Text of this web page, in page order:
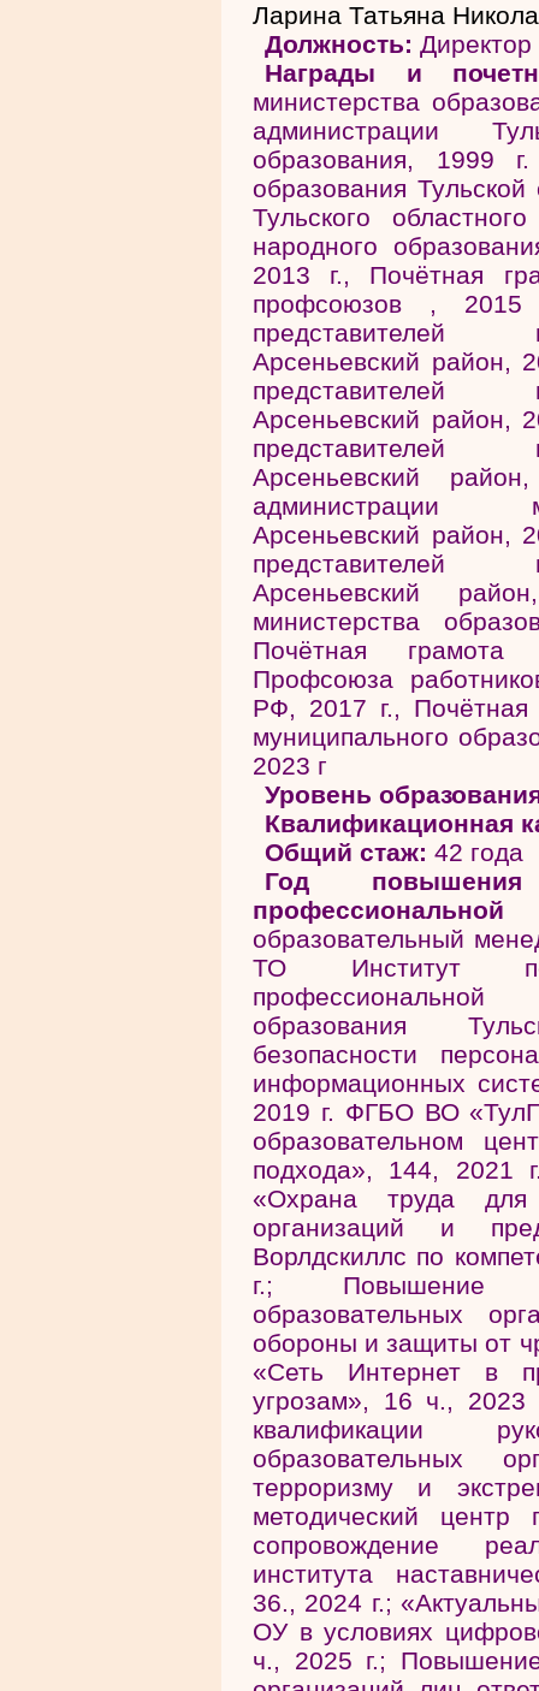
Ларина Татьяна
Должность: Директор
Награды и
министерства
администрации
образования, 1999
образования
Тульского
народного
2013 г., Почётная
профсоюзов , 2015
представителей
Арсеньевский район,
представителей
Арсеньевский район,
представителей
Арсеньевский
администрации
Арсеньевский район,
представителей
Арсеньевский
министерства
Почётная грамота
Профсоюза
РФ, 2017 г., Почётная
муниципального
2023 г
Уровень
Квалификационная
Общий стаж: 42 года
Год
образовательный
ТО Институт
образования
безопасности
информационных
2019 г. ФГБО ВО
образовательном
подхода», 144, 2021
«Охрана труда для
организаций и
Ворлдскиллс по
г.; Повышение
образовательных
обороны и защиты от
«Сеть Интернет в
угрозам», 16 ч.,
квалификации
образовательных
терроризму и
методический
сопровождение
института
36., 2024 г.;
ОУ в условиях
ч., 2025 г.;